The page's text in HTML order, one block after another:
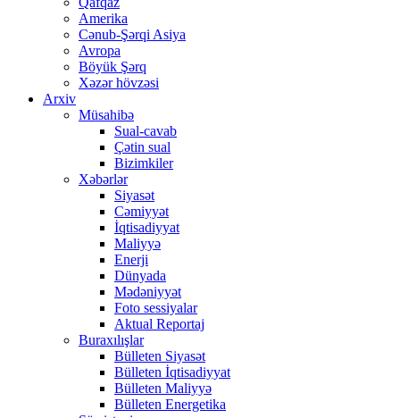
Amerika
Cənub-Şərqi Asiya
Avropa
Böyük Şərq
Xəzər hövzəsi
Arxiv
Müsahibə
Sual-cavab
Çətin sual
Bizimkiler
Xəbərlər
Siyasət
Cəmiyyət
İqtisadiyyat
Maliyyə
Enerji
Dünyada
Mədəniyyət
Foto sessiyalar
Aktual Reportaj
Buraxılışlar
Bülleten Siyasət
Bülleten İqtisadiyyat
Bülleten Maliyyə
Bülleten Energetika